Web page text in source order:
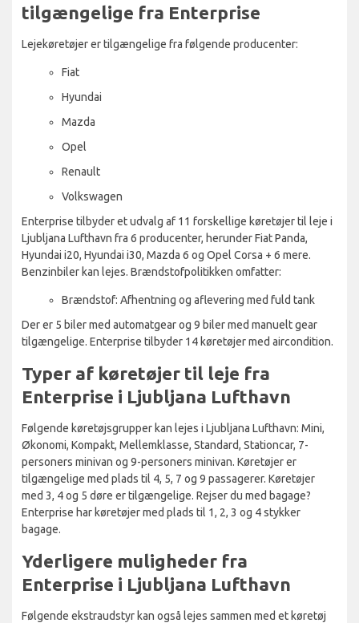
tilgængelige fra Enterprise
Lejekøretøjer er tilgængelige fra følgende producenter:
Fiat
Hyundai
Mazda
Opel
Renault
Volkswagen
Enterprise tilbyder et udvalg af 11 forskellige køretøjer til leje i
Ljubljana Lufthavn fra 6 producenter, herunder Fiat Panda,
Hyundai i20, Hyundai i30, Mazda 6 og Opel Corsa + 6 mere.
Benzinbiler kan lejes. Brændstofpolitikken omfatter:
Brændstof: Afhentning og aflevering med fuld tank
Der er 5 biler med automatgear og 9 biler med manuelt gear
tilgængelige. Enterprise tilbyder 14 køretøjer med aircondition.
Typer af køretøjer til leje fra
Enterprise i Ljubljana Lufthavn
Følgende køretøjsgrupper kan lejes i Ljubljana Lufthavn: Mini,
Økonomi, Kompakt, Mellemklasse, Standard, Stationcar, 7-
personers minivan og 9-personers minivan. Køretøjer er
tilgængelige med plads til 4, 5, 7 og 9 passagerer. Køretøjer
med 3, 4 og 5 døre er tilgængelige. Rejser du med bagage?
Enterprise har køretøjer med plads til 1, 2, 3 og 4 stykker
bagage.
Yderligere muligheder fra
Enterprise i Ljubljana Lufthavn
Følgende ekstraudstyr kan også lejes sammen med et køretøj